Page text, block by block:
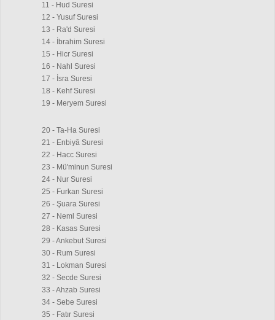
11 - Hud Suresi
12 - Yusuf Suresi
13 - Ra'd Suresi
14 - İbrahim Suresi
15 - Hicr Suresi
16 - Nahl Suresi
17 - İsra Suresi
18 - Kehf Suresi
19 - Meryem Suresi
20 - Ta-Ha Suresi
21 - Enbiyâ Suresi
22 - Hacc Suresi
23 - Mü'minun Suresi
24 - Nur Suresi
25 - Furkan Suresi
26 - Şuara Suresi
27 - Neml Suresi
28 - Kasas Suresi
29 - Ankebut Suresi
30 - Rum Suresi
31 - Lokman Suresi
32 - Secde Suresi
33 - Ahzab Suresi
34 - Sebe Suresi
35 - Fatır Suresi